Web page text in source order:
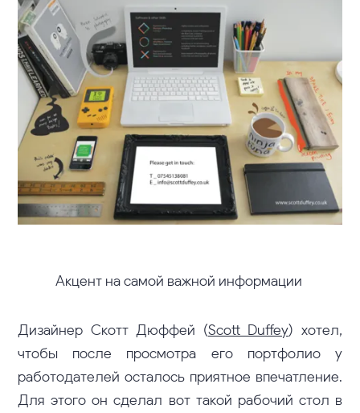
Акцент на самой важной информации
Дизайнер Скотт Дюффей (Scott Duffey) хотел,
чтобы после просмотра его портфолио у
работодателей осталось приятное впечатление.
Для этого он сделал вот такой рабочий стол в